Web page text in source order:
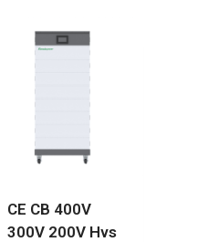
CE CB 400V
300V 200V Hvs